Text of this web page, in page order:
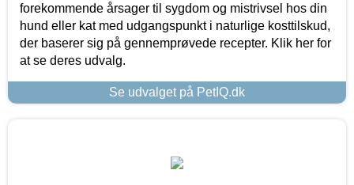
forekommende årsager til sygdom og mistrivsel hos din
hund eller kat med udgangspunkt i naturlige kosttilskud,
der baserer sig på gennemprøvede recepter. Klik her for
at se deres udvalg.
Se udvalget på PetIQ.dk